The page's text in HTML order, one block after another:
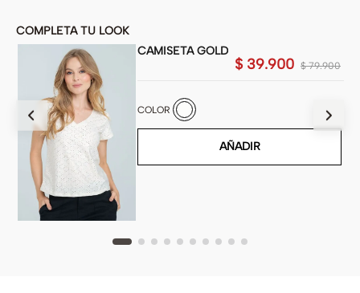
COMPLETA TU LOOK
CAMISETA GOLD
$ 79.900
$ 39.900
COLOR
AÑADIR